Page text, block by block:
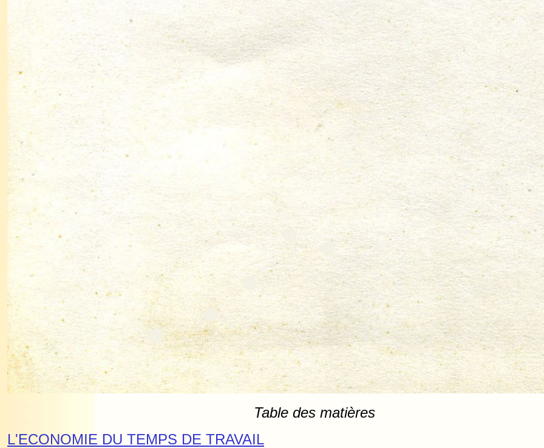
Table des
L'ECONOMIE DU TEMPS DE TRAVAIL